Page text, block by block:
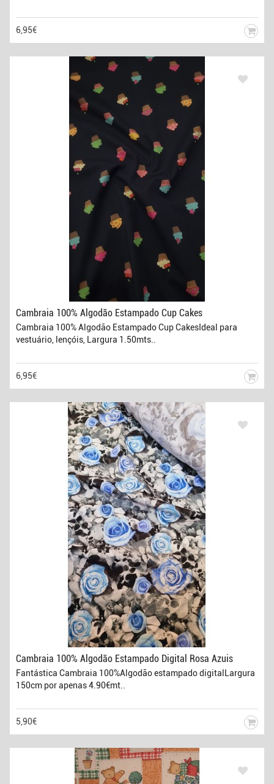
6,95€
Cambraia 100% Algodão Estampado Cup Cakes
Cambraia 100% Algodão Estampado Cup CakesIdeal para
vestuário, lençóis, Largura 1.50mts..
6,95€
Cambraia 100% Algodão Estampado Digital Rosa Azuis
Fantástica Cambraia 100%Algodão estampado digitalLargura
150cm por apenas 4.90€mt..
5,90€